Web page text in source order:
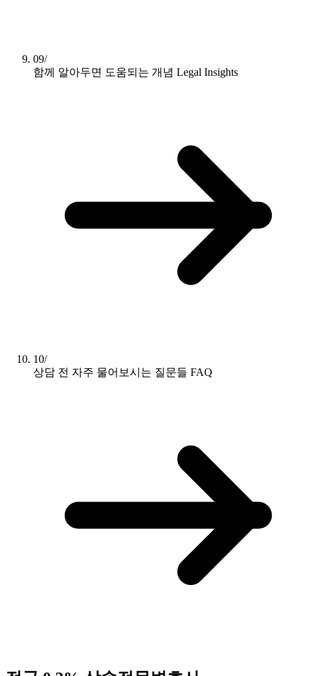
09/
함께 알아두면 도움되는 개념 Legal Insights
10/
상담 전 자주 물어보시는 질문들 FAQ